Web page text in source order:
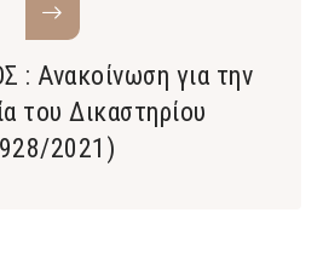
: Ανακοίνωση για την
του Δικαστηρίου
2021)